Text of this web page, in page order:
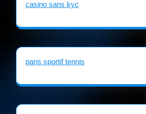
casino sans kyc
paris sportif tennis